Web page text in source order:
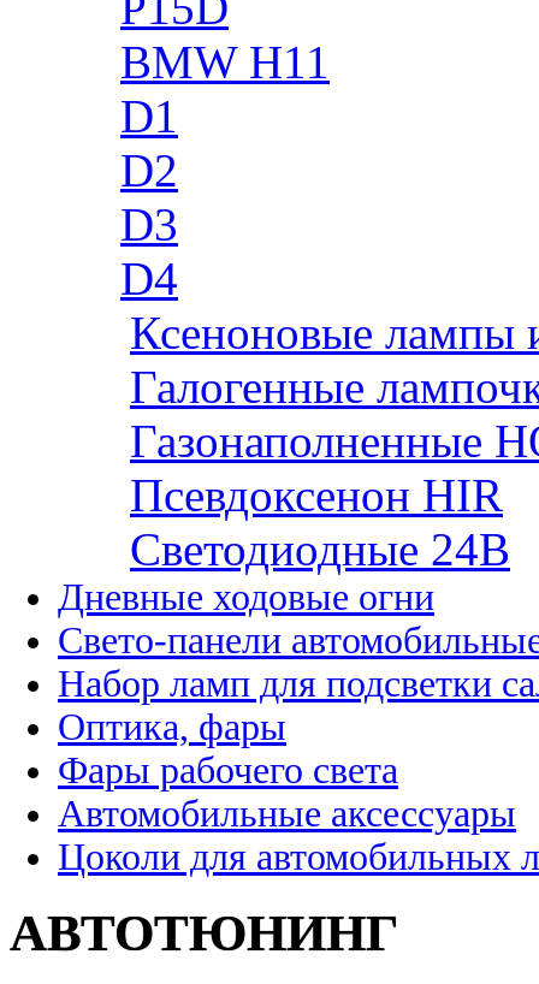
BMW H11
D1
D2
D3
D4
Ксеноновые лампы
Галогенные
Газонаполненные
Псевдоксенон HIR
Cветодиодные 24B
Дневные ходовые огни
Свето-панели
Набор ламп для подсветки
Оптика, фары
Фары рабочего света
Автомобильные аксессуары
Цоколи для автомобильных
АВТОТЮНИНГ